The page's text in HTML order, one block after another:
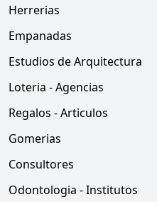
Herrerias
Empanadas
Estudios de Arquitectura
Loteria - Agencias
Regalos - Articulos
Gomerias
Consultores
Odontologia - Institutos